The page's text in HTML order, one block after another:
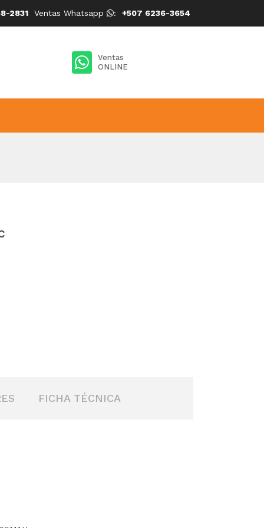
2831 Ventas Whatsapp : +507 6236-3654
Ventas
ONLINE
FICHA TÉCNICA